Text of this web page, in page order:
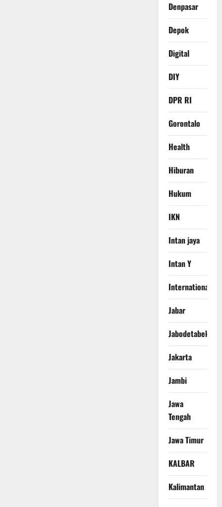
Denpasar
Depok
Digital
DIY
DPR RI
Gorontalo
Health
Hiburan
Hukum
IKN
Intan jaya
Intan Y
International
Jabar
Jabodetabek
Jakarta
Jambi
Jawa
Tengah
Jawa Timur
KALBAR
Kalimantan